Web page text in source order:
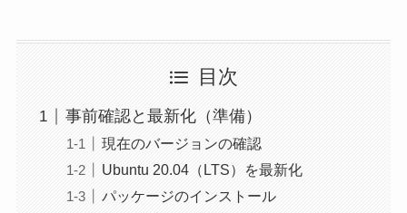
目次
事前確認と最新化（準備）
現在のバージョンの確認
Ubuntu 20.04（LTS）を最新化
パッケージのインストール